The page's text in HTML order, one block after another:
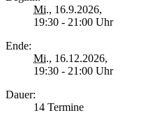
Mi., 16.9.2026,
19:30 - 21:00 Uhr
Ende:
Mi., 16.12.2026,
19:30 - 21:00 Uhr
Dauer:
14 Termine